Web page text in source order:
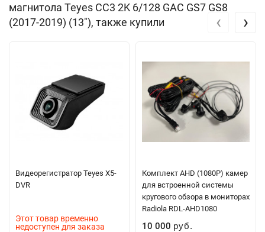
магнитола Teyes CC3 2K 6/128 GAC GS7 GS8
(2017-2019) (13"), также купили
Видеорегистратор Teyes X5-
DVR
Этот товар временно
недоступен для заказа
Комплект AHD (1080P) камер
для встроенной системы
кругового обзора в мониторах
Radiola RDL-AHD1080
10 000 руб.
‹ ›